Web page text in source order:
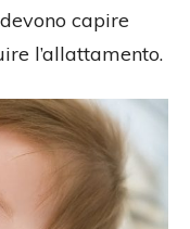
capire
l’allattamento.